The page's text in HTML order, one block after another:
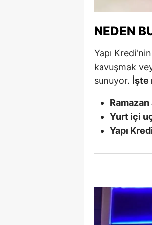
NEDEN
Yapı
kavuşmak
sunuyor. İşte
Yurt içi
Yapı